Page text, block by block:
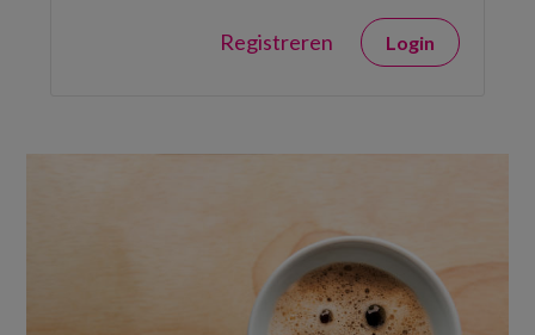
Registreren Login